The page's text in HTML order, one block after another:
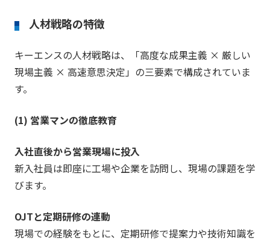
人材戦略の特徴
キーエンスの人材戦略は、「高度な成果主義 × 厳しい
現場主義 × 高速意思決定」の三要素で構成されていま
す。
(1) 営業マンの徹底教育
入社直後から営業現場に投入
新入社員は即座に工場や企業を訪問し、現場の課題を学
びます。
OJTと定期研修の連動
現場での経験をもとに、定期研修で提案力や技術知識を